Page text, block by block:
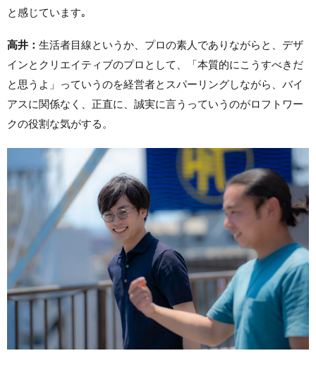
と感じています｡
高井： 生活者目線というか、プロの素人でありながらと、デザ
インとクリエイティブのプロとして、「本質的にこうすべきだ
と思うよ」っていうのを経営者とスパーリングしながら、バイ
アスに関係なく、正直に、誠実に言うっていうのがロフトワー
クの役割な気がする。